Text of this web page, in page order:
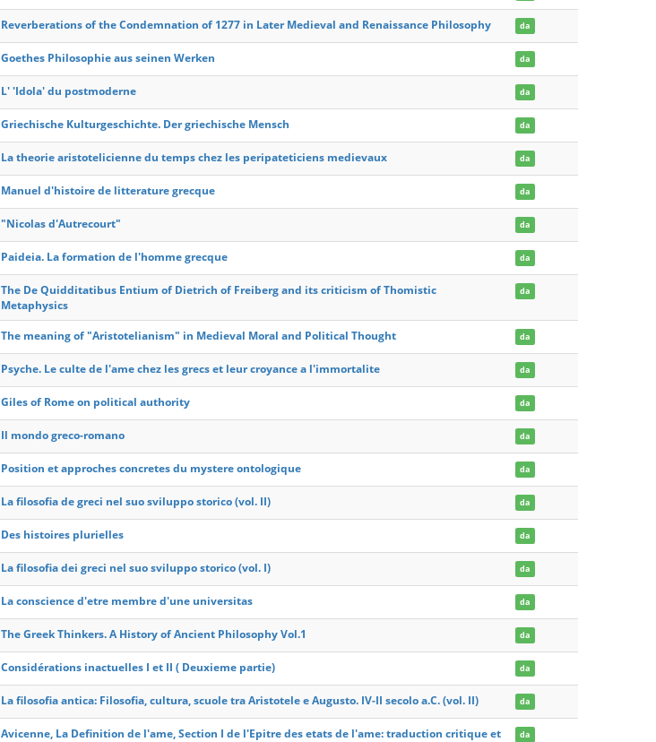
Reverberations of the Condemnation of 1277 in Later Medieval and Renaissance Philosophy da
Goethes Philosophie aus seinen Werken da
L' 'Idola' du postmoderne da
Griechische Kulturgeschichte. Der griechische Mensch da
La theorie aristotelicienne du temps chez les peripateticiens medievaux da
Manuel d'histoire de litterature grecque da
"Nicolas d'Autrecourt" da
Paideia. La formation de l'homme grecque da
The De Quidditatibus Entium of Dietrich of Freiberg and its criticism of Thomistic
Metaphysics
da
The meaning of "Aristotelianism" in Medieval Moral and Political Thought da
Psyche. Le culte de l'ame chez les grecs et leur croyance a l'immortalite da
Giles of Rome on political authority da
Il mondo greco-romano da
Position et approches concretes du mystere ontologique da
La filosofia de greci nel suo sviluppo storico (vol. II) da
Des histoires plurielles da
La filosofia dei greci nel suo sviluppo storico (vol. I) da
La conscience d'etre membre d'une universitas da
The Greek Thinkers. A History of Ancient Philosophy Vol.1 da
Considérations inactuelles I et II ( Deuxieme partie) da
La filosofia antica: Filosofia, cultura, scuole tra Aristotele e Augusto. IV-II secolo a.C. (vol. II) da
Avicenne, La Definition de l'ame, Section I de l'Epitre des etats de l'ame: traduction critique et
da